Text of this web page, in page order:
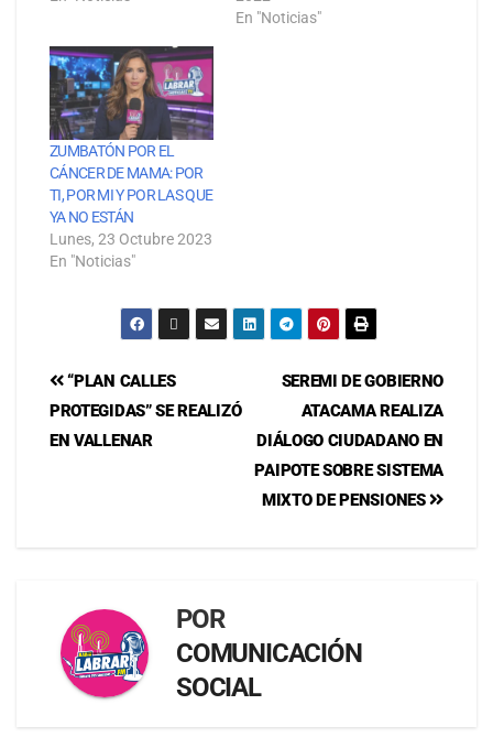
En "Noticias"
ZUMBATÓN POR EL
CÁNCER DE MAMA: POR
TI, POR MI Y POR LAS QUE
YA NO ESTÁN
Lunes, 23 Octubre 2023
En "Noticias"
SEREMI DE GOBIERNO
ATACAMA REALIZA
DIÁLOGO CIUDADANO EN
PAIPOTE SOBRE SISTEMA
MIXTO DE PENSIONES
“PLAN CALLES
PROTEGIDAS” SE REALIZÓ
EN VALLENAR
POR
COMUNICACIÓN
SOCIAL